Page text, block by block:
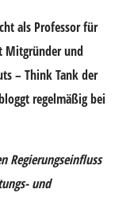
als Professor für
Mitgründer und
– Think Tank der
regelmäßig bei
Regierungseinfluss
und